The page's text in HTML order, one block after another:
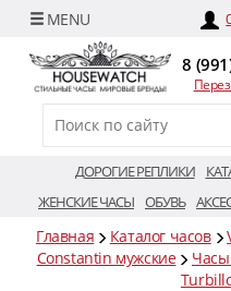
8
ДОРОГИЕ РЕПЛИКИ
ЖЕНСКИЕ ЧАСЫ ОБУВЬ
Главная Каталог часов
Constantin мужские